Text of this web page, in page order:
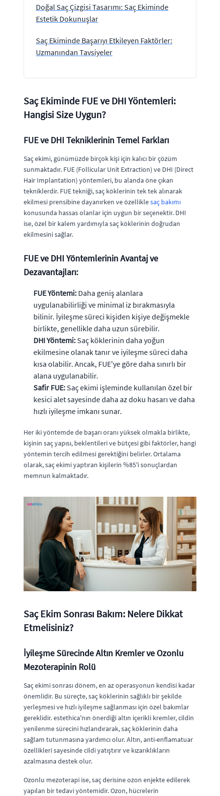
Doğal Saç Çizgisi Tasarımı: Saç Ekiminde
Estetik Dokunuşlar
Saç Ekiminde Başarıyı Etkileyen Faktörler:
Uzmanından Tavsiyeler
Saç Ekiminde FUE ve DHI Yöntemleri:
Hangisi Size Uygun?
FUE ve DHI Tekniklerinin Temel Farkları
Saç ekimi, günümüzde birçok kişi için kalıcı bir çözüm
sunmaktadır. FUE (Follicular Unit Extraction) ve DHI (Direct
Hair Implantation) yöntemleri, bu alanda öne çıkan
tekniklerdir. FUE tekniği, saç köklerinin tek tek alınarak
ekilmesi prensibine dayanırken ve özelliklesaç bakımı
konusunda hassas olanlar için uygun bir seçenektir. DHI
ise, özel bir kalem yardımıyla saç köklerinin doğrudan
ekilmesini sağlar.
FUE ve DHI Yöntemlerinin Avantaj ve
Dezavantajları:
FUE Yöntemi: Daha geniş alanlara
uygulanabilirliği ve minimal iz bırakmasıyla
bilinir. İyileşme süreci kişiden kişiye değişmekle
birlikte, genellikle daha uzun sürebilir.
DHI Yöntemi: Saç köklerinin daha yoğun
ekilmesine olanak tanır ve iyileşme süreci daha
kısa olabilir. Ancak, FUE'ye göre daha sınırlı bir
alana uygulanabilir.
Safir FUE: Saç ekimi işleminde kullanılan özel bir
kesici alet sayesinde daha az doku hasarı ve daha
hızlı iyileşme imkanı sunar.
Her iki yöntemde de başarı oranı yüksek olmakla birlikte,
kişinin saç yapısı, beklentileri ve bütçesi gibi faktörler, hangi
yöntemin tercih edilmesi gerektiğini belirler. Ortalama
olarak, saç ekimi yaptıran kişilerin %85'i sonuçlardan
memnun kalmaktadır.
Saç Ekim Sonrası Bakım: Nelere Dikkat
Etmelisiniz?
İyileşme Sürecinde Altın Kremler ve Ozonlu
Mezoterapinin Rolü
Saç ekimi sonrası dönem, en az operasyonun kendisi kadar
önemlidir. Bu süreçte, saç köklerinin sağlıklı bir şekilde
yerleşmesi ve hızlı iyileşme sağlanması için özel bakımlar
gereklidir. estethica'nın önerdiği altın içerikli kremler, cildin
yenilenme sürecini hızlandırarak, saç köklerinin daha
sağlam tutunmasına yardımcı olur. Altın, anti-enflamatuar
özellikleri sayesinde cildi yatıştırır ve kızarıklıkların
azalmasına destek olur.
Ozonlu mezoterapi ise, saç derisine ozon enjekte edilerek
yapılan bir tedavi yöntemidir. Ozon, hücrelerin